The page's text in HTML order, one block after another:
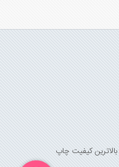
بالاترین کیفیت چاپ